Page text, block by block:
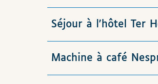
Séjour à l'hôtel Ter
Machine à café